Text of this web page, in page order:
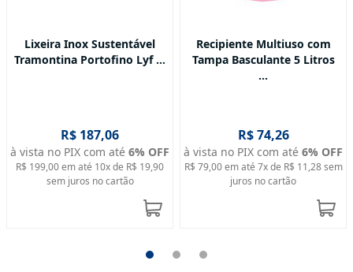
Lixeira Inox Sustentável
Tramontina Portofino Lyf ...
R$ 187,06
à vista no PIX com até 6% OFF
R$ 199,00em até 10x de R$ 19,90
sem juros no cartão
Recipiente Multiuso com
Tampa Basculante 5 Litros
...
R$ 74,26
à vista no PIX com até 6% OFF
R$ 79,00 em até 7x de R$ 11,28 sem
juros no cartão